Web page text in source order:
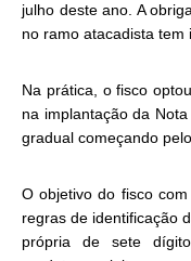
julho deste ano. A
no ramo atacadista tem
Na prática, o fisco
na implantação da
gradual começando
O objetivo do fisco
regras de identificação
própria de sete